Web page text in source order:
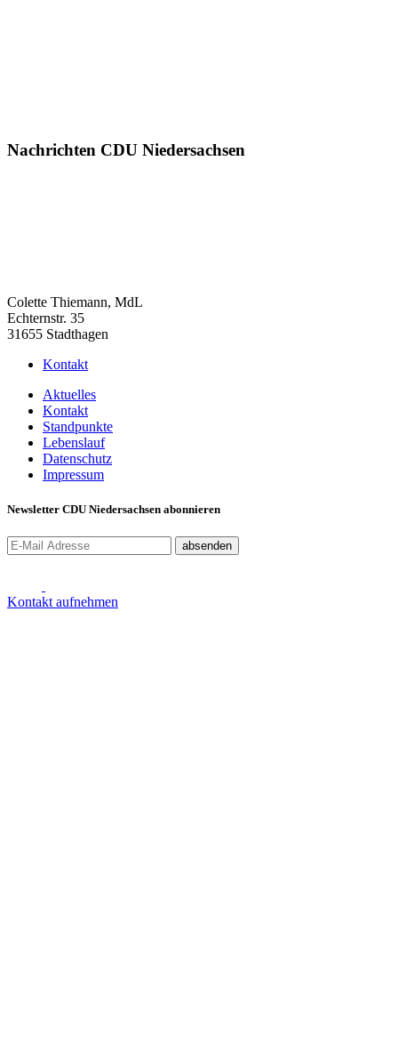
Nachrichten CDU Niedersachsen
Colette Thiemann, MdL
Echternstr. 35
31655 Stadthagen
Kontakt
Aktuelles
Kontakt
Standpunkte
Lebenslauf
Datenschutz
Impressum
Newsletter CDU Niedersachsen abonnieren
absenden
Kontakt aufnehmen